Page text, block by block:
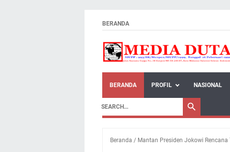
BERANDA
BERANDA PROFIL NASIONAL
Beranda / Mantan Presiden Jokowi